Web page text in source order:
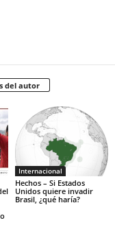
del autor
Internacional
Hechos – Si Estados
Unidos quiere invadir
Brasil, ¿qué haría?